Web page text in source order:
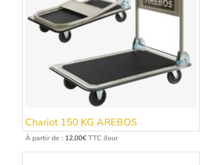
Chariot 150 KG AREBOS
À partir de : 12,00€ TTC /Jour